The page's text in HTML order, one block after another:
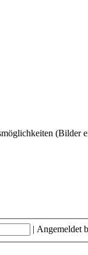
| Angemeldet